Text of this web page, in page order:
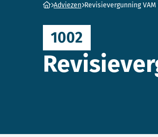
Ga naar homepage
Adviezen Revisievergunning
1002